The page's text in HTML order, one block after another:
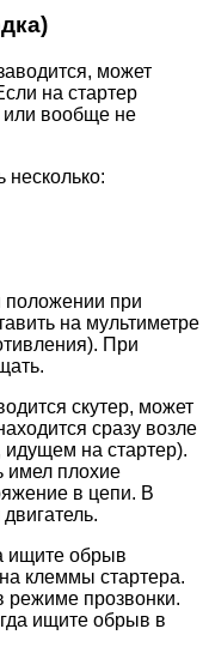
может
на стартер
вообще не
положении при
на мультиметре
При
скутер, может
сразу возле
идущем на стартер).
имел плохие
в цепи. В
ищите обрыв
клеммы стартера.
режиме прозвонки.
ищите обрыв в